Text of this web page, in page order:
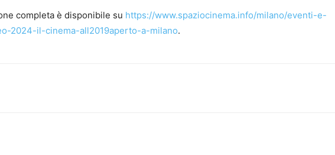
completa è disponibile su https://www.spaziocinema.info/milano/eventi-e-
2024-il-cinema-all2019aperto-a-milano.